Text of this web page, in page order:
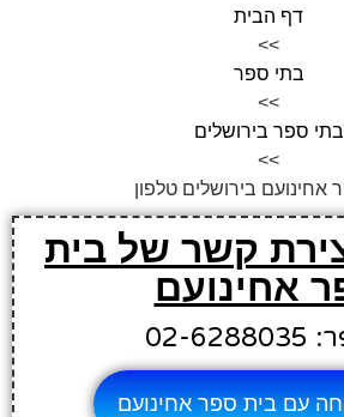
דף הבית
>>
בתי ספר
>>
בתי ספר בירושלים
>>
אחינועם בירושלים טלפון
קשר של בית
אחינועם
עם בית ספר אחינועם